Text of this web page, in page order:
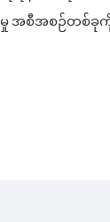
မှု အစီအစဉ်တစ်ခု